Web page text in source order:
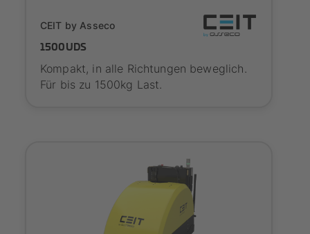
CEIT by Asseco
1500UDS
Kompakt, in alle Richtungen beweglich.
Für bis zu 1500kg Last.